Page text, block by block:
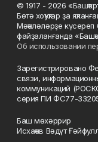
© 1917 - 2026
Бөтә хоҡуҡтар ҙа
Мәҡәләләрҙе күсереп
файҙаланғанда
Об использовании
Зарегистрировано
связи,
коммуникаций
серия ПИ ФС77-33205
Баш мөхәррир
Исхаҡов Вәдүт